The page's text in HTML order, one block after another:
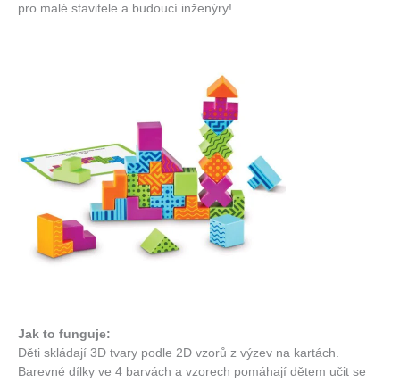
pro malé stavitele a budoucí inženýry!
Jak to funguje:
Děti skládají 3D tvary podle 2D vzorů z výzev na kartách.
Barevné dílky ve 4 barvách a vzorech pomáhají dětem učit se